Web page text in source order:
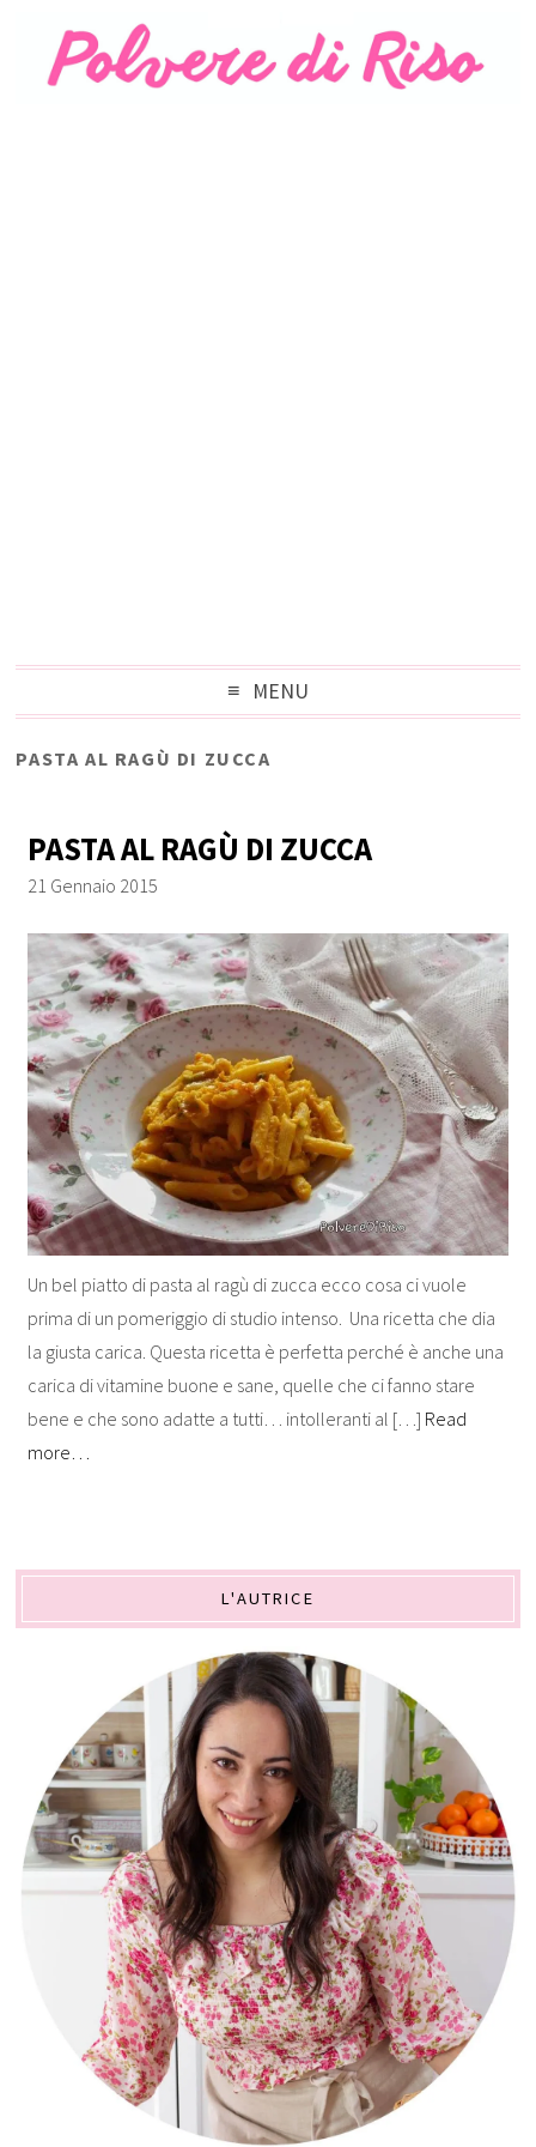
MENU
PASTA AL RAGÙ DI ZUCCA
PASTA AL RAGÙ DI ZUCCA
21 Gennaio 2015
Un bel piatto di pasta al ragù di zucca ecco cosa ci vuole
prima di un pomeriggio di studio intenso. Una ricetta che dia
la giusta carica. Questa ricetta è perfetta perché è anche una
carica di vitamine buone e sane, quelle che ci fanno stare
bene e che sono adatte a tutti… intolleranti al […] Read
more…
L'AUTRICE